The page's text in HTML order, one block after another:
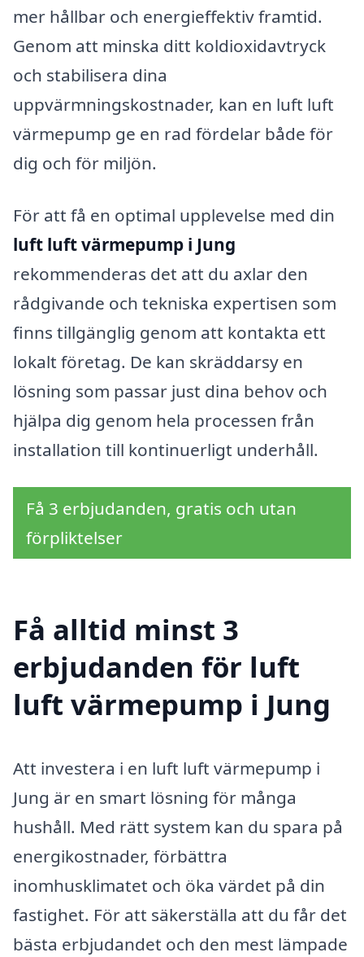
mer hållbar och energieffektiv framtid.
Genom att minska ditt koldioxidavtryck
och stabilisera dina
uppvärmningskostnader, kan en luft luft
värmepump ge en rad fördelar både för
dig och för miljön.
För att få en optimal upplevelse med din
luft luft värmepump i Jung
rekommenderas det att du axlar den
rådgivande och tekniska expertisen som
finns tillgänglig genom att kontakta ett
lokalt företag. De kan skräddarsy en
lösning som passar just dina behov och
hjälpa dig genom hela processen från
installation till kontinuerligt underhåll.
Få 3 erbjudanden, gratis och utan
förpliktelser
Få alltid minst 3
erbjudanden för luft
luft värmepump i Jung
Att investera i en luft luft värmepump i
Jung är en smart lösning för många
hushåll. Med rätt system kan du spara på
energikostnader, förbättra
inomhusklimatet och öka värdet på din
fastighet. För att säkerställa att du får det
bästa erbjudandet och den mest lämpade